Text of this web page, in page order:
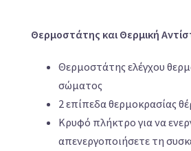
Θερμοστάτης και Θερμική
Θερμοστάτης ελέγχου
σώματος
2 επίπεδα θερμοκρασίας
Κρυφό πλήκτρο για να
απενεργοποιήσετε τη